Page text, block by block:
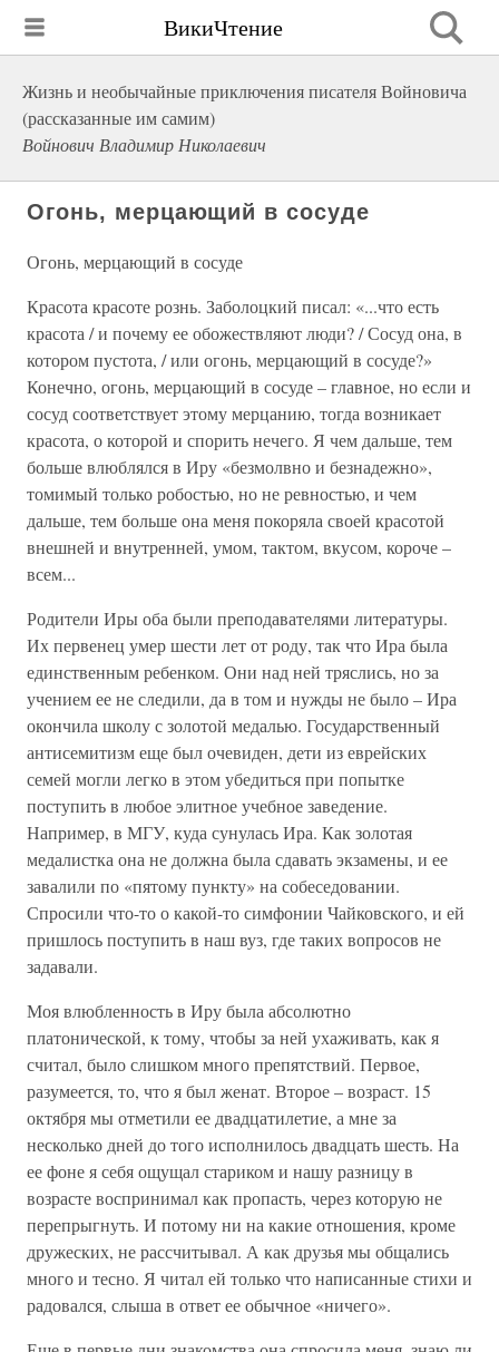
ВикиЧтение
Жизнь и необычайные приключения писателя Войновича
(рассказанные им самим)
Войнович Владимир Николаевич
Огонь, мерцающий в сосуде
Огонь, мерцающий в сосуде
Красота красоте рознь. Заболоцкий писал: «...что есть
красота / и почему ее обожествляют люди? / Сосуд она, в
котором пустота, / или огонь, мерцающий в сосуде?»
Конечно, огонь, мерцающий в сосуде – главное, но если и
сосуд соответствует этому мерцанию, тогда возникает
красота, о которой и спорить нечего. Я чем дальше, тем
больше влюблялся в Иру «безмолвно и безнадежно»,
томимый только робостью, но не ревностью, и чем
дальше, тем больше она меня покоряла своей красотой
внешней и внутренней, умом, тактом, вкусом, короче –
всем...
Родители Иры оба были преподавателями литературы.
Их первенец умер шести лет от роду, так что Ира была
единственным ребенком. Они над ней тряслись, но за
учением ее не следили, да в том и нужды не было – Ира
окончила школу с золотой медалью. Государственный
антисемитизм еще был очевиден, дети из еврейских
семей могли легко в этом убедиться при попытке
поступить в любое элитное учебное заведение.
Например, в МГУ, куда сунулась Ира. Как золотая
медалистка она не должна была сдавать экзамены, и ее
завалили по «пятому пункту» на собеседовании.
Спросили что-то о какой-то симфонии Чайковского, и ей
пришлось поступить в наш вуз, где таких вопросов не
задавали.
Моя влюбленность в Иру была абсолютно
платонической, к тому, чтобы за ней ухаживать, как я
считал, было слишком много препятствий. Первое,
разумеется, то, что я был женат. Второе – возраст. 15
октября мы отметили ее двадцатилетие, а мне за
несколько дней до того исполнилось двадцать шесть. На
ее фоне я себя ощущал стариком и нашу разницу в
возрасте воспринимал как пропасть, через которую не
перепрыгнуть. И потому ни на какие отношения, кроме
дружеских, не рассчитывал. А как друзья мы общались
много и тесно. Я читал ей только что написанные стихи и
радовался, слыша в ответ ее обычное «ничего».